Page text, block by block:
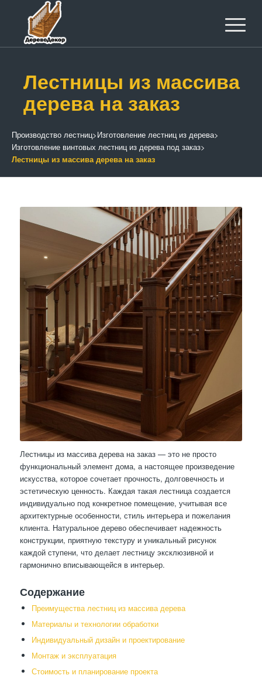
Лестницы из массива
дерева на заказ
Производство лестниц>Изготовление лестниц из дерева>
Изготовление винтовых лестниц из дерева под заказ>
Лестницы из массива дерева на заказ
Лестницы из массива дерева на заказ — это не просто
функциональный элемент дома, а настоящее произведение
искусства, которое сочетает прочность, долговечность и
эстетическую ценность. Каждая такая лестница создается
индивидуально под конкретное помещение, учитывая все
архитектурные особенности, стиль интерьера и пожелания
клиента. Натуральное дерево обеспечивает надежность
конструкции, приятную текстуру и уникальный рисунок
каждой ступени, что делает лестницу эксклюзивной и
гармонично вписывающейся в интерьер.
Содержание
Преимущества лестниц из массива дерева
Материалы и технологии обработки
Индивидуальный дизайн и проектирование
Монтаж и эксплуатация
Стоимость и планирование проекта